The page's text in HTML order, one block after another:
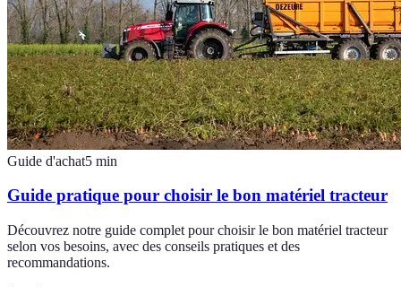
Guide d'achat5 min
Guide pratique pour choisir le bon matériel tracteur
Découvrez notre guide complet pour choisir le bon matériel tracteur
selon vos besoins, avec des conseils pratiques et des
recommandations.